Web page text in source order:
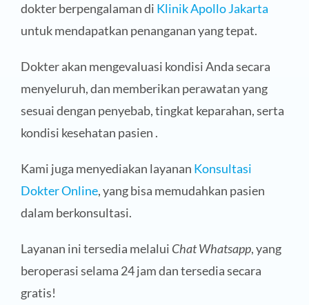
dokter berpengalaman di Klinik Apollo Jakarta
untuk mendapatkan penanganan yang tepat.
Dokter akan mengevaluasi kondisi Anda secara
menyeluruh, dan memberikan perawatan yang
sesuai dengan penyebab, tingkat keparahan, serta
kondisi kesehatan pasien .
Kami juga menyediakan layanan Konsultasi
Dokter Online, yang bisa memudahkan pasien
dalam berkonsultasi.
Layanan ini tersedia melalui Chat Whatsapp, yang
beroperasi selama 24 jam dan tersedia secara
gratis!